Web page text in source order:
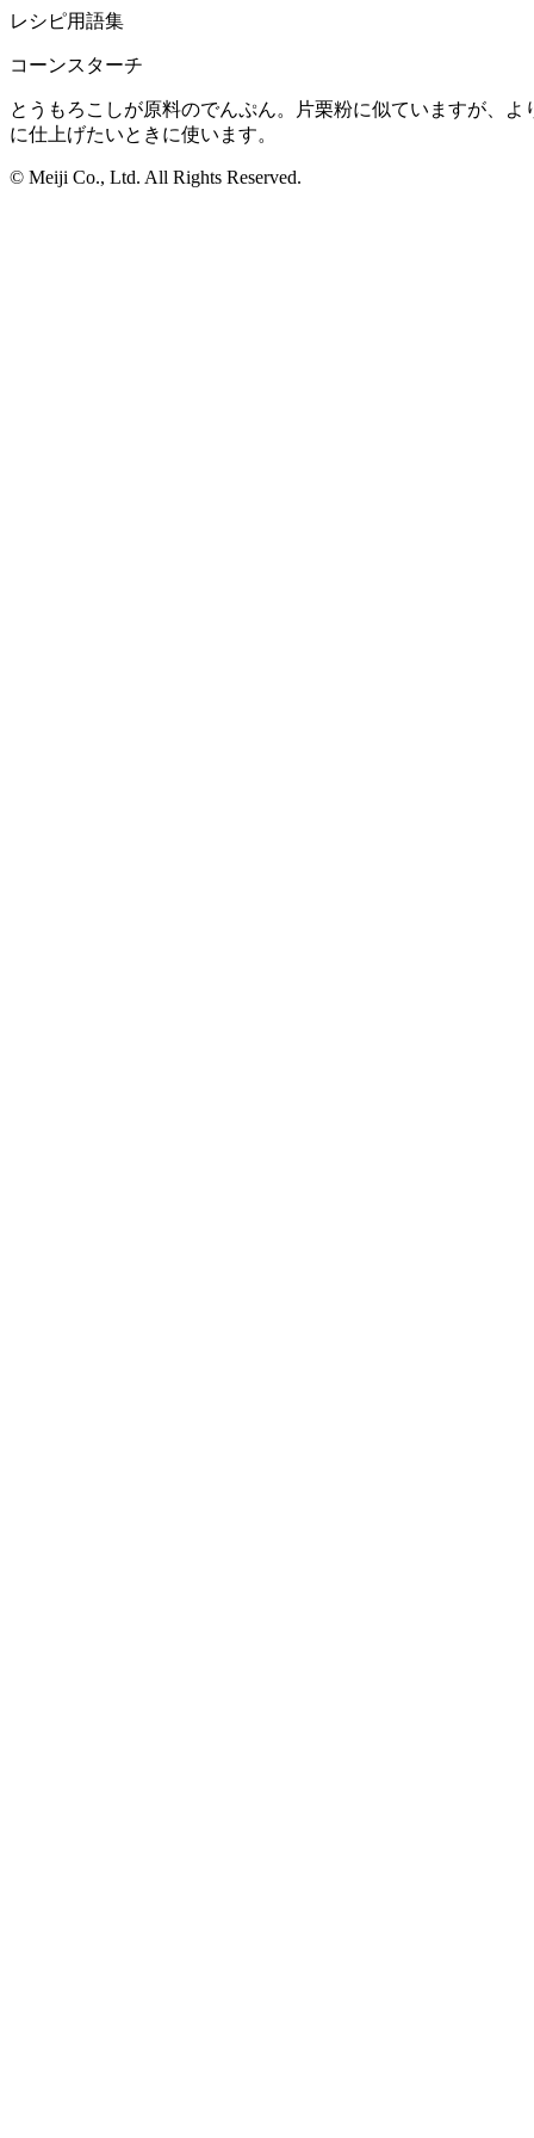
レシピ用語集
コーンスターチ
とうもろこしが原料のでんぷん。片栗粉に似ていますが、
に仕上げたいときに使います。
© Meiji Co., Ltd. All Rights Reserved.